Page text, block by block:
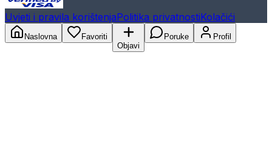
Uvjeti i pravila korištenjaPolitika privatnostiKolačići
Naslovna
Favoriti
Objavi
Poruke Profil